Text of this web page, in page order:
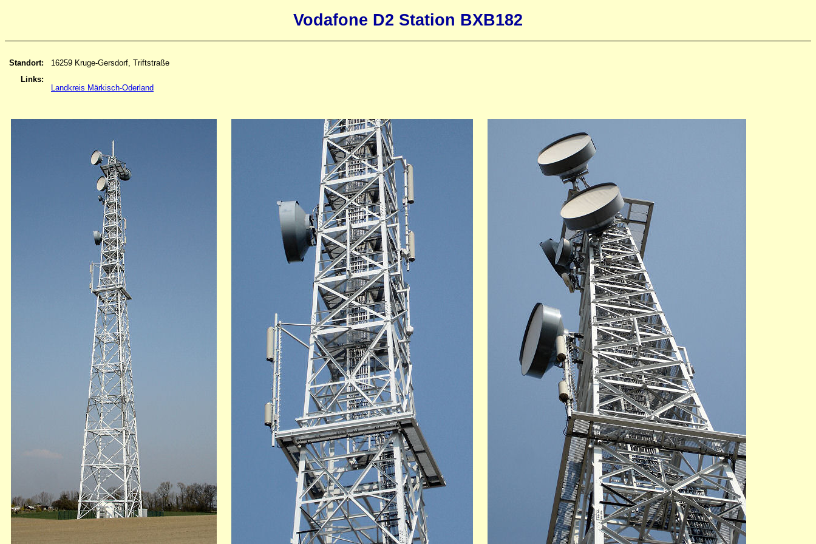
Vodafone D2 Station BXB182
Standort:
16259 Kruge-Gersdorf, Triftstraße
Links:
Landkreis Märkisch-Oderland